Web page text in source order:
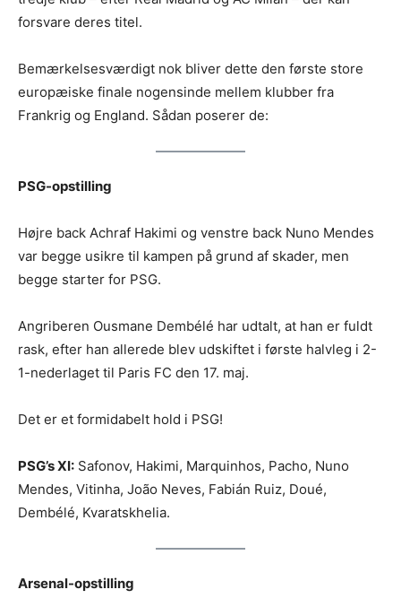
forsvare deres titel.
Bemærkelsesværdigt nok bliver dette den første store
europæiske finale nogensinde mellem klubber fra
Frankrig og England. Sådan poserer de:
PSG-opstilling
Højre back Achraf Hakimi og venstre back Nuno Mendes
var begge usikre til kampen på grund af skader, men
begge starter for PSG.
Angriberen Ousmane Dembélé har udtalt, at han er fuldt
rask, efter han allerede blev udskiftet i første halvleg i 2-
1-nederlaget til Paris FC den 17. maj.
Det er et formidabelt hold i PSG!
PSG’s XI: Safonov, Hakimi, Marquinhos, Pacho, Nuno
Mendes, Vitinha, João Neves, Fabián Ruiz, Doué,
Dembélé, Kvaratskhelia.
Arsenal-opstilling